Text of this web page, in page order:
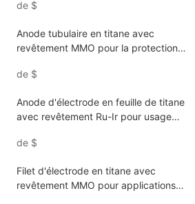
de $
Anode tubulaire en titane avec
revêtement MMO pour la protection
de $
Anode d'électrode en feuille de titane
avec revêtement Ru-Ir pour usage
de $
Filet d'électrode en titane avec
revêtement MMO pour applications